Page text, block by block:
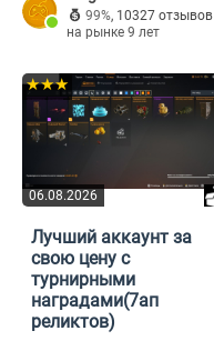
99%, 10327 отзывов
на рынке 9 лет
06.08.2026
★★★
Лучший аккаунт за
свою цену с
турнирными
наградами(7ап
реликтов)